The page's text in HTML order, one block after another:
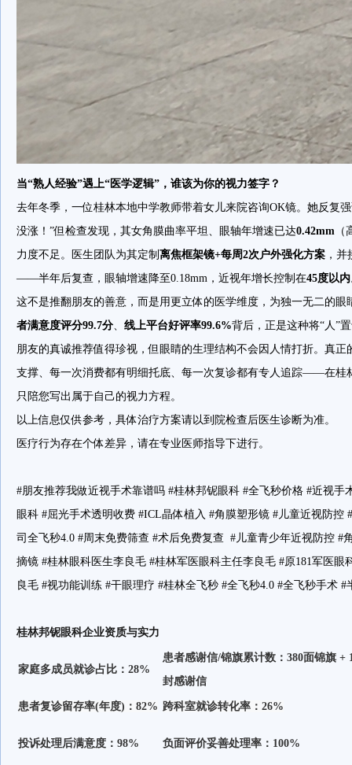
当“熟人经验”遇上“医学逻辑”，谁该为你的视力签字？
去年冬季，一位桂林本地中学教师带着女儿来院咨询OK镜。她反复
没涨！”但检查发现，其女角膜曲率平坦、眼轴年增速已达0.42mm
力度不足。医生团队为其定制离焦框架镜+每周2次户外强化方案 ，
——半年后复查，眼轴增速降至0.18mm，近视年增长控制在45度以内
这不是推翻朋友的善意，而是用更立体的医学维度，为独一无二的
者满意度评分99.7分、线上平台好评率99.6%背后，正是这种将“人”
朋友的真诚推荐值得珍视，但眼睛的生理结构不会因人情打折。真
支撑、每一次消费都有明细托底、每一次复诊都有专人追踪——在桂
只陪您写出属于自己的视力方程。
以上信息仅供参考，具体治疗方案请以到院检查后医生诊断为准。
医疗行为存在个体差异，请在专业医师指导下进行。
#朋友推荐我做近视手术靠谱吗 #桂林邦铌眼科 #全飞秒价格 #近视手
眼科 #屈光手术透明收费 #ICL晶体植入 #角膜塑形镜 #儿童近视防控
司全飞秒4.0 #周末免费筛查 #术后免费复查 #儿童青少年近视防控 #
摘镜 #桂林眼科医生李良毛 #桂林军医眼科主任李良毛 #原181军医眼
良毛 #视功能训练 #干眼理疗 #桂林全飞秒 #全飞秒4.0 #全飞秒手术
桂林邦铌眼科企业资质与实力
家庭多成员就诊占比：28%
患者感谢信/锦旗累计数：380面锦旗 +
封感谢信
患者复诊留存率(年度)：82% 跨科室就诊转化率：26%
投诉处理后满意度：98% 负面评价妥善处理率：100%